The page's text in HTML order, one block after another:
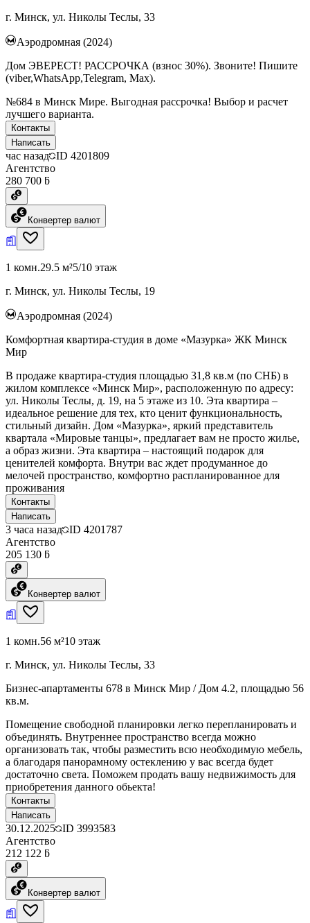
г. Минск, ул. Николы Теслы, 33
Аэродромная (2024)
Дом ЭВЕРЕСТ! РАССРОЧКА (взнос 30%). Звоните! Пишите
(viber,WhatsApp,Telegram, Max).
№684 в Минск Мире. Выгодная рассрочка! Выбор и расчет
лучшего варианта.
Контакты
Написать
час назад ID 4201809
Агентство
280 700 ƃ
Конвертер валют
1 комн.29.5 м²5/10 этаж
г. Минск, ул. Николы Теслы, 19
Аэродромная (2024)
Комфортная квартира-студия в доме «Мазурка» ЖК Минск
Мир
В продаже квартира-студия площадью 31,8 кв.м (по СНБ) в
жилом комплексе «Минск Мир», расположенную по адресу:
ул. Николы Теслы, д. 19, на 5 этаже из 10. Эта квартира –
идеальное решение для тех, кто ценит функциональность,
стильный дизайн. Дом «Мазурка», яркий представитель
квартала «Мировые танцы», предлагает вам не просто жилье,
а образ жизни. Эта квартира – настоящий подарок для
ценителей комфорта. Внутри вас ждет продуманное до
мелочей пространство, комфортно распланированное для
проживания
Контакты
Написать
3 часа назад ID 4201787
Агентство
205 130 ƃ
Конвертер валют
1 комн.56 м²10 этаж
г. Минск, ул. Николы Теслы, 33
Бизнес-апартаменты 678 в Минск Мир / Дом 4.2, площадью 56
кв.м.
Помещение свободной планировки легко перепланировать и
объединять. Внутреннее пространство всегда можно
организовать так, чтобы разместить всю необходимую мебель,
а благодаря панорамному остеклению у вас всегда будет
достаточно света. Поможем продать вашу недвижимость для
приобретения данного обьекта!
Контакты
Написать
30.12.2025 ID 3993583
Агентство
212 122 ƃ
Конвертер валют